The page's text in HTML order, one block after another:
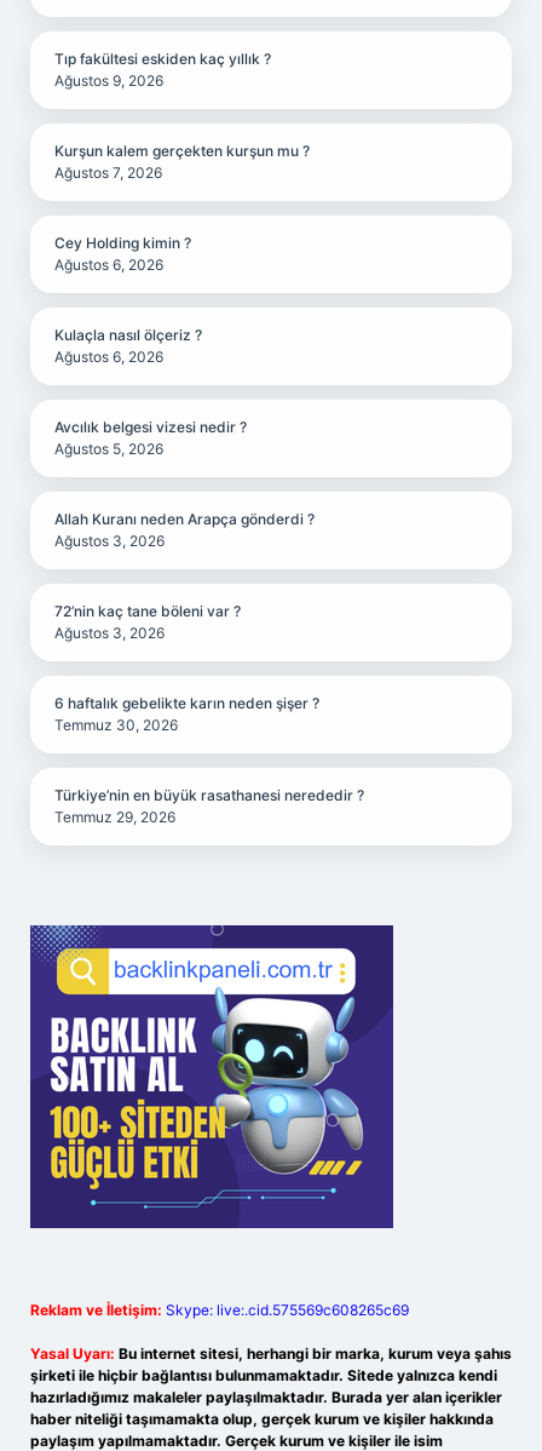
Tıp fakültesi eskiden kaç yıllık ?
Ağustos 9, 2026
Kurşun kalem gerçekten kurşun mu ?
Ağustos 7, 2026
Cey Holding kimin ?
Ağustos 6, 2026
Kulaçla nasıl ölçeriz ?
Ağustos 6, 2026
Avcılık belgesi vizesi nedir ?
Ağustos 5, 2026
Allah Kuranı neden Arapça gönderdi ?
Ağustos 3, 2026
72’nin kaç tane böleni var ?
Ağustos 3, 2026
6 haftalık gebelikte karın neden şişer ?
Temmuz 30, 2026
Türkiye’nin en büyük rasathanesi nerededir ?
Temmuz 29, 2026
Reklam ve İletişim: Skype: live:.cid.575569c608265c69
Yasal Uyarı: Bu internet sitesi, herhangi bir marka, kurum veya şahıs
şirketi ile hiçbir bağlantısı bulunmamaktadır. Sitede yalnızca kendi
hazırladığımız makaleler paylaşılmaktadır. Burada yer alan içerikler
haber niteliği taşımamakta olup, gerçek kurum ve kişiler hakkında
paylaşım yapılmamaktadır. Gerçek kurum ve kişiler ile isim